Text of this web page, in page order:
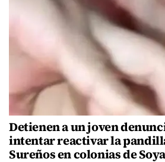
Detienen a un joven
intentar reactivar la
Sureños en colonias de